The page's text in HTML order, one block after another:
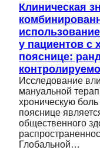
Клиническая
у пациентов с
пояснице:
Исследование
мануальной
хроническую
пояснице
общественного
Глобальной…